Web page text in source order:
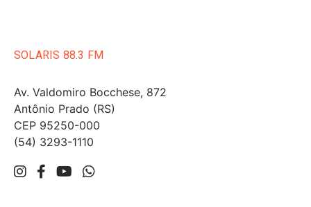
SOLARIS 88.3 FM
Av. Valdomiro Bocchese, 872
Antônio Prado (RS)
CEP 95250-000
(54) 3293-1110